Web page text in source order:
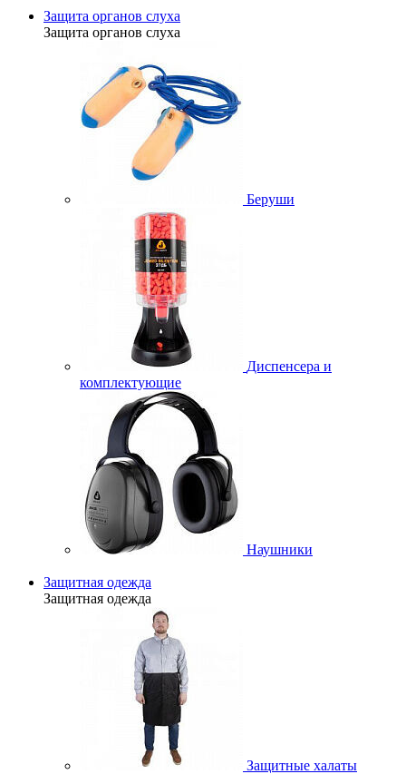
Защита органов слуха
Защита органов слуха
Беруши
Диспенсера и
комплектующие
Наушники
Защитная одежда
Защитная одежда
Защитные халаты